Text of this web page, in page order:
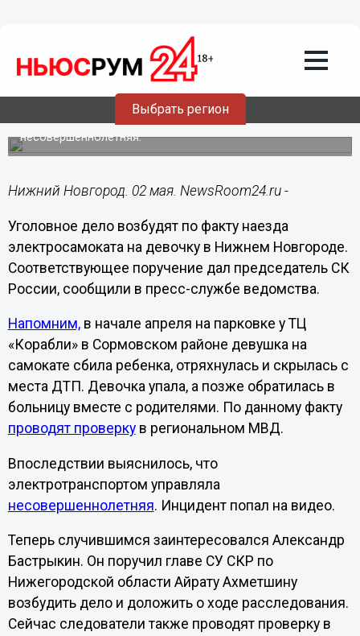
Выбрать регион
Бастрыкин поручил возбудить дело из-
за наезда электросамоката на ребенка
в Сормове
Транспортным средством управляла
несовершеннолетняя.
Нижний Новгород. 02 мая. NewsRoom24.ru -
Уголовное дело возбудят по факту наезда
электросамоката на девочку в Нижнем Новгороде.
Соответствующее поручение дал председатель СК
России, сообщили в пресс-службе ведомства.
Напомним,в начале апреля на парковке у ТЦ
«Корабли» в Сормовском районе девушка на
самокате сбила ребенка, отряхнулась и скрылась с
места ДТП. Девочка упала, а позже обратилась в
больницу вместе с родителями. По данному факту
проводят проверкув региональном МВД.
Впоследствии выяснилось, что
электротранспортом управляла
несовершеннолетняя. Инцидент попал на видео.
Теперь случившимся заинтересовался Александр
Бастрыкин. Он поручил главе СУ СКР по
Нижегородской области Айрату Ахметшину
возбудить дело и доложить о ходе расследования.
Сейчас следователи также проводят проверку в